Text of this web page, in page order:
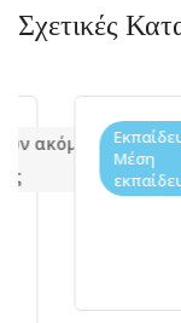
Σχετικές
Εκπαίδευση,
Μέση
εκπαίδευση